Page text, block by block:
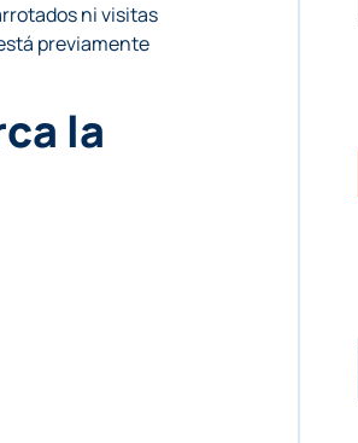
ni visitas
previamente
la